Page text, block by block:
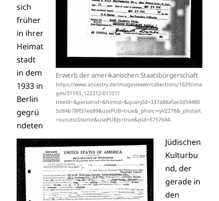
Erwerb der amerikanischen Staatsbürgerschaft
https://www.ancestry.de/imageviewer/collections/1629/ima
ges/31193_122212-01101?
treeid=&personid=&hintid=&queryId=337a88afae3d54480
5d84b78ff37ee89&usePUB=true&_phsrc=ryV2278&_phstart
=successSource&usePUBJs=true&pId=5757644.
sich
früher
in ihrer
Heimat
stadt
in dem
1933 in
Berlin
gegrü
ndeten
Jüdischen
Kulturbu
nd, der
gerade in
den